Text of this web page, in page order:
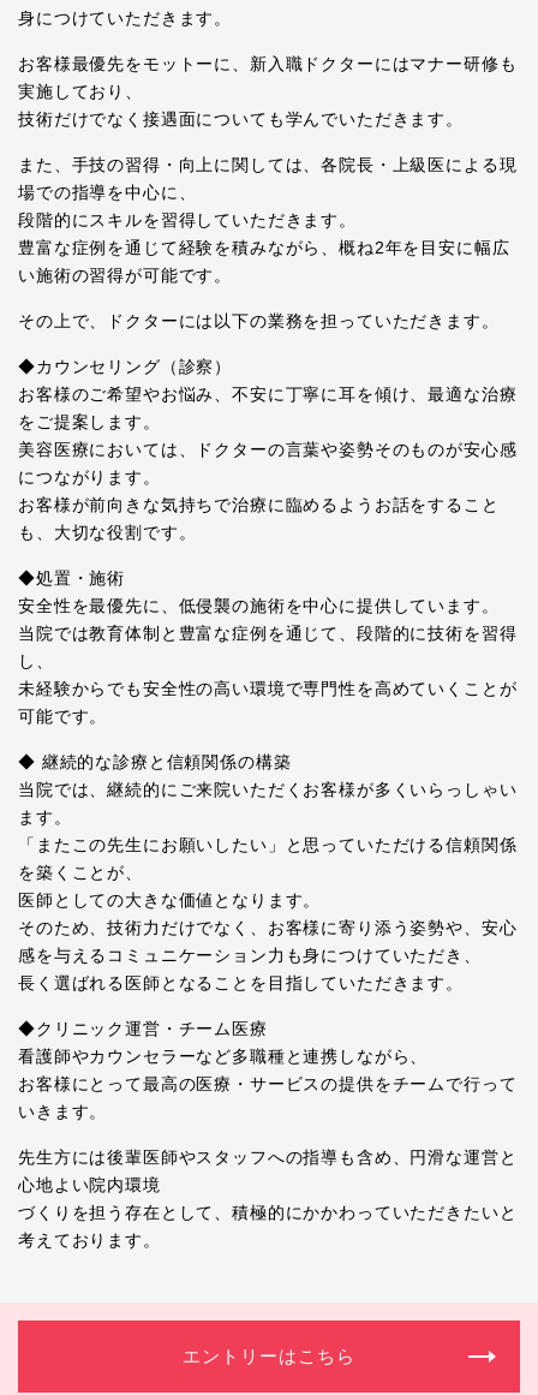
身につけていただきます。
お客様最優先をモットーに、新入職ドクターにはマナー研修も
実施しており、
技術だけでなく接遇面についても学んでいただきます。
また、手技の習得・向上に関しては、各院長・上級医による現
場での指導を中心に、
段階的にスキルを習得していただきます。
豊富な症例を通じて経験を積みながら、概ね2年を目安に幅広
い施術の習得が可能です。
その上で、ドクターには以下の業務を担っていただきます。
◆カウンセリング（診察）
お客様のご希望やお悩み、不安に丁寧に耳を傾け、最適な治療
をご提案します。
美容医療においては、ドクターの言葉や姿勢そのものが安心感
につながります。
お客様が前向きな気持ちで治療に臨めるようお話をすること
も、大切な役割です。
◆処置・施術
安全性を最優先に、低侵襲の施術を中心に提供しています。
当院では教育体制と豊富な症例を通じて、段階的に技術を習得
し、
未経験からでも安全性の高い環境で専門性を高めていくことが
可能です。
◆ 継続的な診療と信頼関係の構築
当院では、継続的にご来院いただくお客様が多くいらっしゃい
ます。
「またこの先生にお願いしたい」と思っていただける信頼関係
を築くことが、
医師としての大きな価値となります。
そのため、技術力だけでなく、お客様に寄り添う姿勢や、安心
感を与えるコミュニケーション力も身につけていただき、
長く選ばれる医師となることを目指していただきます。
◆クリニック運営・チーム医療
看護師やカウンセラーなど多職種と連携しながら、
お客様にとって最高の医療・サービスの提供をチームで行って
いきます。
先生方には後輩医師やスタッフへの指導も含め、円滑な運営と
心地よい院内環境
づくりを担う存在として、積極的にかかわっていただきたいと
考えております。
エントリーはこちら